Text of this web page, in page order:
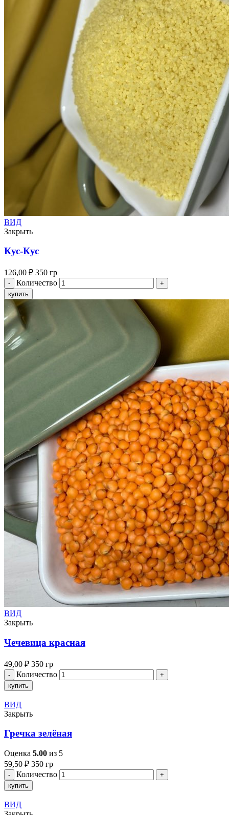
ВИД
Закрыть
Кус-Кус
126,00 ₽ 350 гр
Количество
купить
ВИД
Закрыть
Чечевица красная
49,00 ₽ 350 гр
Количество
купить
ВИД
Закрыть
Гречка зелёная
Оценка 5.00 из 5
59,50 ₽ 350 гр
Количество
купить
ВИД